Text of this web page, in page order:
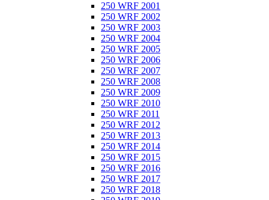
250 WRF 2001
250 WRF 2002
250 WRF 2003
250 WRF 2004
250 WRF 2005
250 WRF 2006
250 WRF 2007
250 WRF 2008
250 WRF 2009
250 WRF 2010
250 WRF 2011
250 WRF 2012
250 WRF 2013
250 WRF 2014
250 WRF 2015
250 WRF 2016
250 WRF 2017
250 WRF 2018